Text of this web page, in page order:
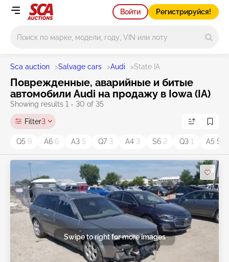
Войти Регистрируйся!
Sca auction >Salvage cars >Audi >State IA
Поврежденные, аварийные и битые
автомобили Audi на продажу в Iowa (IA)
Showing results 1 - 30 of 35
Filter3
Q5 9 A6 6 A3 5 Q7 3 A4 3 S6 2 Q3 1 A5
Swipe to right for more images